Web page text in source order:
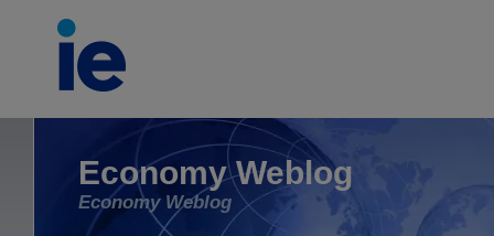
Economy Weblog
Economy Weblog